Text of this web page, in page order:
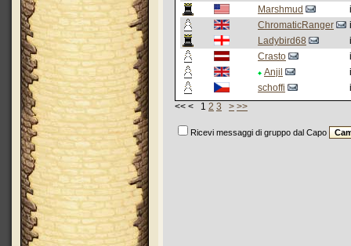
Marshmud
ChromaticRanger
Ladybird68
Crasto
Anjil
schoffi
<< < 1 2 3 > >>
Ricevi messaggi di gruppo dal Capo